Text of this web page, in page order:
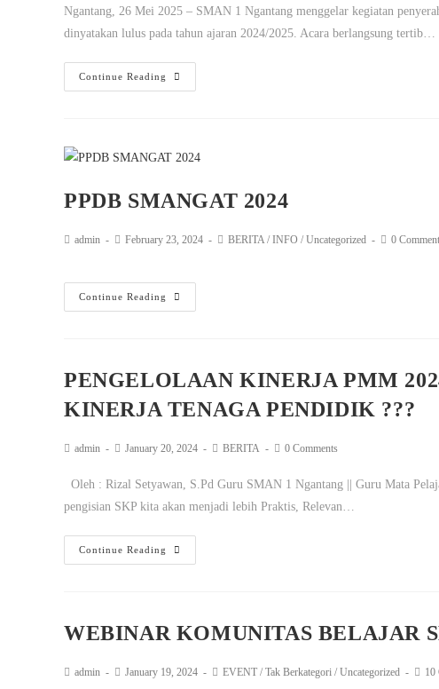
Ngantang, 26 Mei 2025 – SMAN 1 Ngantang menggelar kegiatan
dinyatakan lulus pada tahun ajaran 2024/2025. Acara berlangsung tertib…
Continue Reading
PPDB SMANGAT 2024
admin February 23, 2024 BERITA / INFO / Uncategorized 0
Continue Reading
PENGELOLAAN KINERJA PMM
KINERJA TENAGA PENDIDIK ???
admin January 20, 2024 BERITA 0 Comments
Oleh : Rizal Setyawan, S.Pd Guru SMAN 1 Ngantang || Guru Mata
pengisian SKP kita akan menjadi lebih Praktis, Relevan…
Continue Reading
WEBINAR KOMUNITAS BELAJAR
admin January 19, 2024 EVENT / Tak Berkategori / Uncategorized 10